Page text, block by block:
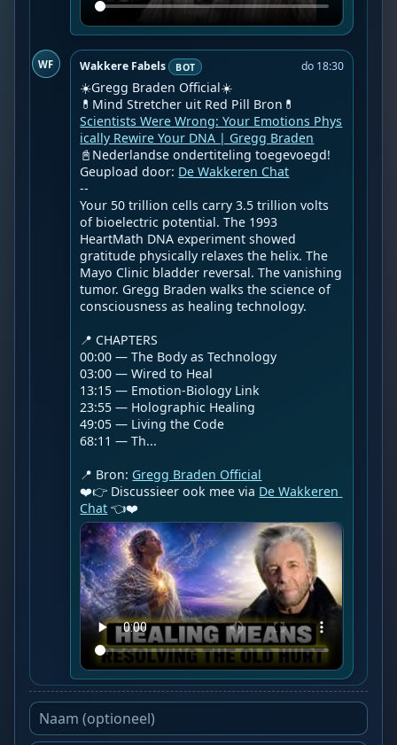
WF Wakkere Fabels BOT do 18:30
☀️Gregg Braden Official☀️
Scientists Were Wrong: Your Emotions Phys
ically Rewire Your DNA | Gregg Braden
📓Nederlandse ondertiteling toegevoegd!
Geupload door: De Wakkeren Chat
--
Your 50 trillion cells carry 3.5 trillion volts
of bioelectric potential. The 1993
HeartMath DNA experiment showed
gratitude physically relaxes the helix. The
Mayo Clinic bladder reversal. The vanishing
tumor. Gregg Braden walks the science of
consciousness as healing technology.
📍 CHAPTERS
00:00 — The Body as Technology
03:00 — Wired to Heal
13:15 — Emotion-Biology Link
23:55 — Holographic Healing
49:05 — Living the Code
68:11 — Th...
📍 Bron: Gregg Braden Official
❤️👉 Discussieer ook mee via De Wakkeren
Chat 👈❤️